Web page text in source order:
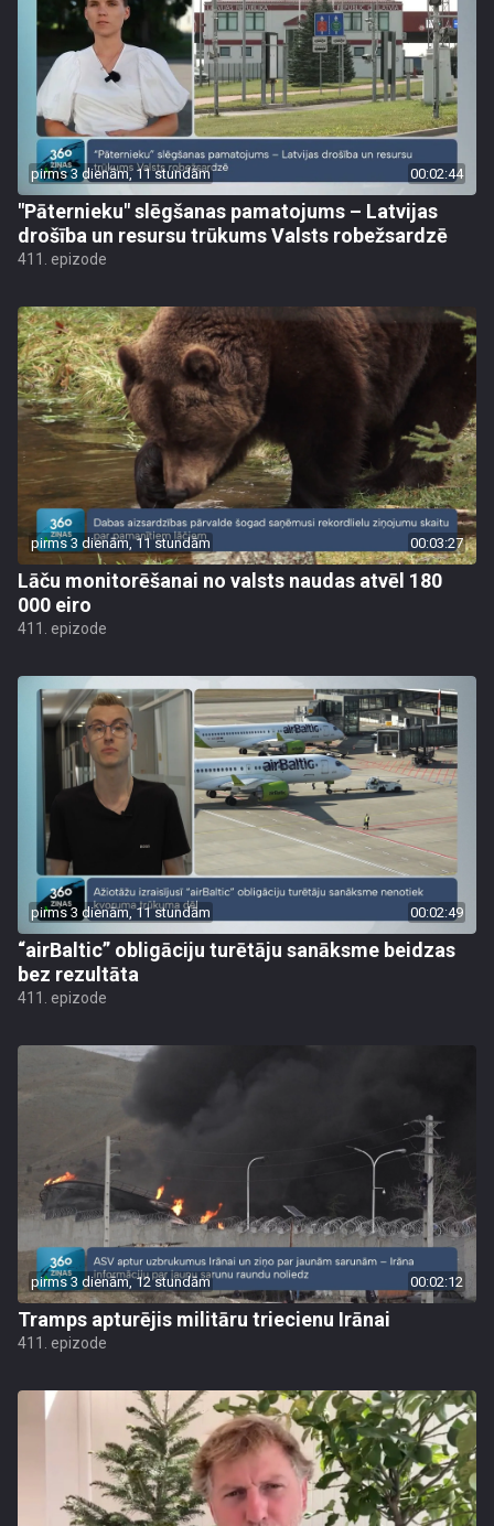
pirms 3 dienām, 11 stundām 00:02:44
"Pāternieku" slēgšanas pamatojums – Latvijas
drošība un resursu trūkums Valsts robežsardzē
411. epizode
pirms 3 dienām, 11 stundām 00:03:27
Lāču monitorēšanai no valsts naudas atvēl 180
000 eiro
411. epizode
pirms 3 dienām, 11 stundām 00:02:49
“airBaltic” obligāciju turētāju sanāksme beidzas
bez rezultāta
411. epizode
pirms 3 dienām, 12 stundām 00:02:12
Tramps apturējis militāru triecienu Irānai
411. epizode